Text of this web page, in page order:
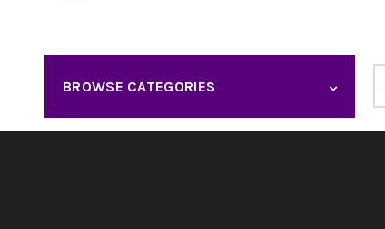
BROWSE CATEGORIES